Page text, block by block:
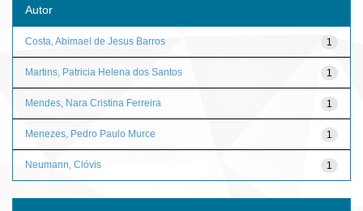
Autor
1
Costa, Abimael de Jesus Barros
1
Martins, Patricia Helena dos Santos
1
Mendes, Nara Cristina Ferreira
1
Menezes, Pedro Paulo Murce
1
Neumann, Clóvis